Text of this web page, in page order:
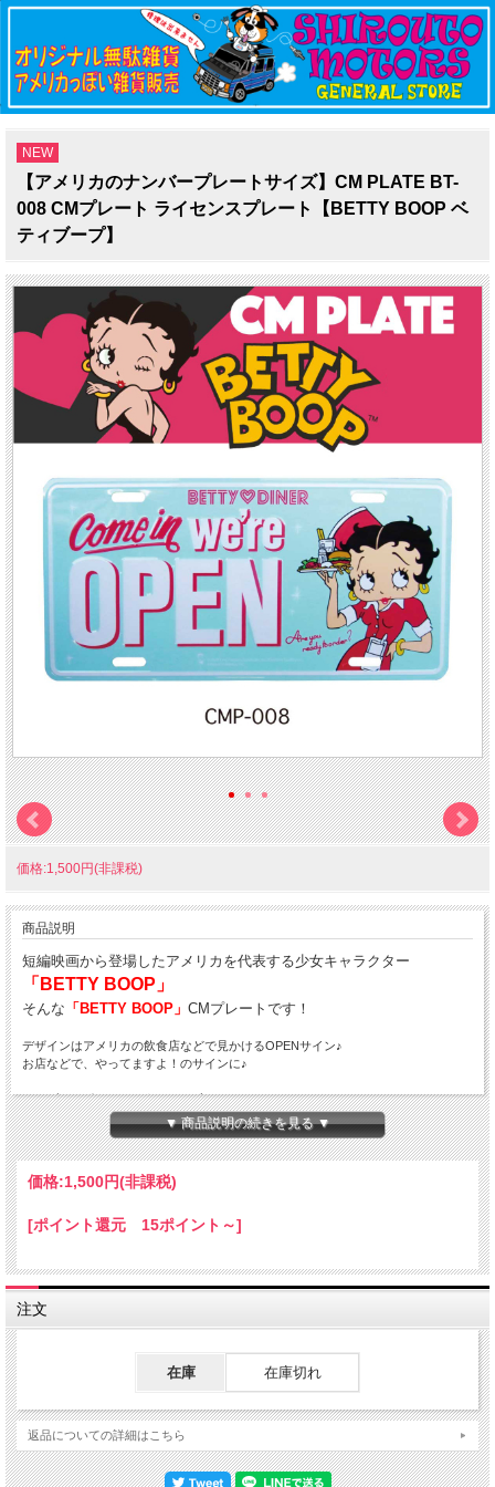
NEW
【アメリカのナンバープレートサイズ】CM PLATE BT-
008 CMプレート ライセンスプレート【BETTY BOOP ベ
ティブープ】
価格:1,500円(非課税)
商品説明
短編映画から登場したアメリカを代表する少女キャラクター
「BETTY BOOP」
そんな 「BETTY BOOP」 CMプレートです！
デザインはアメリカの飲食店などで見かけるOPENサイン♪
お店などで、やってますよ！のサインに♪
また車のダッシュボードの上や、ガーデニングなどのアクセントとし
て、
四隅に取り付け用の穴があいているので
お部屋やガレージなどの壁面に手軽に飾ることができます！
とっても可愛いアイテムです！
素材 アルミニウム
★こちらの商品は、
その際の配送費は、２５０円となります。
ただし、他の商品との同梱は、出来ませんことご了承ください。
ビスは出来ません。
ゆうパケットは通常の宅配便と異なり直接ポストへ投函するお届け方
▼ 商品説明の続きを見る ▼
価格:1,500円(非課税)
[ポイント還元 15ポイント～]
注文
在庫 在庫切れ
返品についての詳細はこちら